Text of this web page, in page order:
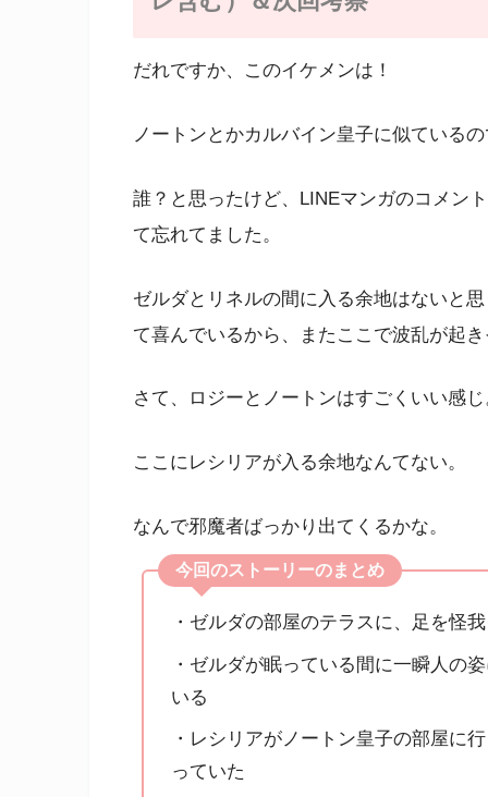
だれですか、このイケメンは！
ノートンとかカルバイン皇子に似ている
誰？と思ったけど、LINEマンガのコメン
て忘れてました。
ゼルダとリネルの間に入る余地はないと
て喜んでいるから、またここで波乱が起
さて、ロジーとノートンはすごくいい感
ここにレシリアが入る余地なんてない。
なんで邪魔者ばっかり出てくるかな。
今回のストーリーのまとめ
・ゼルダの部屋のテラスに、足を怪
・ゼルダが眠っている間に一瞬人の
いる
・レシリアがノートン皇子の部屋に
っていた